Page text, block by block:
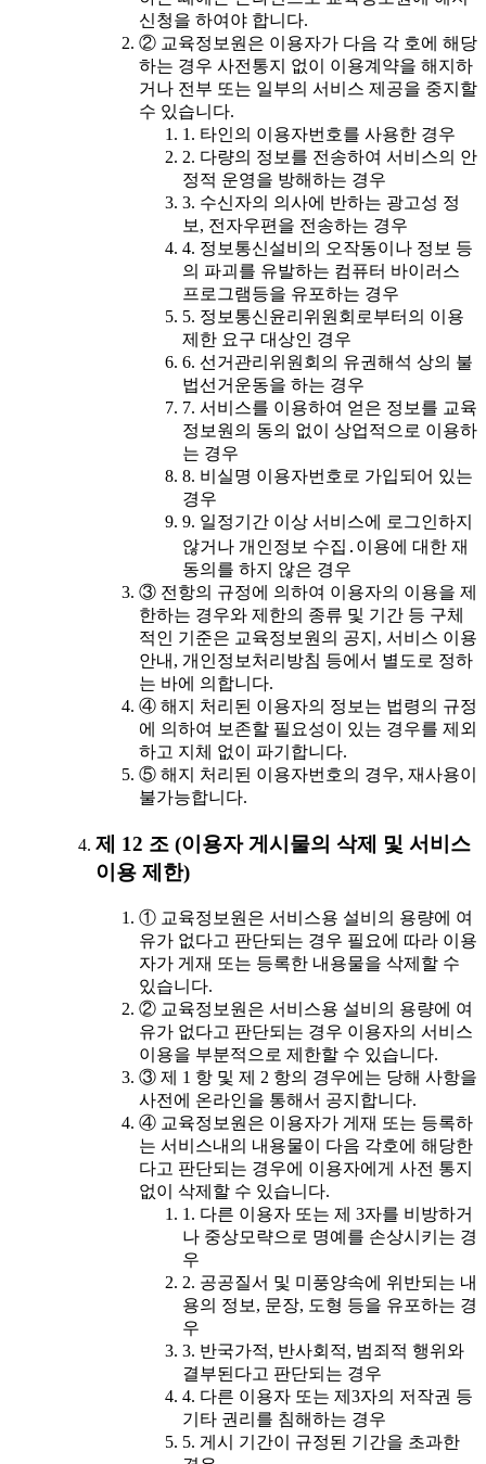
신청을 하여야 합니다.
② 교육정보원은 이용자가 다음 각 호에 해당
하는 경우 사전통지 없이 이용계약을 해지하
거나 전부 또는 일부의 서비스 제공을 중지할
수 있습니다.
1. 타인의 이용자번호를 사용한 경우
2. 다량의 정보를 전송하여 서비스의 안
정적 운영을 방해하는 경우
3. 수신자의 의사에 반하는 광고성 정
보, 전자우편을 전송하는 경우
4. 정보통신설비의 오작동이나 정보 등
의 파괴를 유발하는 컴퓨터 바이러스
프로그램등을 유포하는 경우
5. 정보통신윤리위원회로부터의 이용
제한 요구 대상인 경우
6. 선거관리위원회의 유권해석 상의 불
법선거운동을 하는 경우
7. 서비스를 이용하여 얻은 정보를 교육
정보원의 동의 없이 상업적으로 이용하
는 경우
8. 비실명 이용자번호로 가입되어 있는
경우
9. 일정기간 이상 서비스에 로그인하지
않거나 개인정보 수집․이용에 대한 재
동의를 하지 않은 경우
③ 전항의 규정에 의하여 이용자의 이용을 제
한하는 경우와 제한의 종류 및 기간 등 구체
적인 기준은 교육정보원의 공지, 서비스 이용
안내, 개인정보처리방침 등에서 별도로 정하
는 바에 의합니다.
④ 해지 처리된 이용자의 정보는 법령의 규정
에 의하여 보존할 필요성이 있는 경우를 제외
하고 지체 없이 파기합니다.
⑤ 해지 처리된 이용자번호의 경우, 재사용이
불가능합니다.
제 12 조 (이용자 게시물의 삭제 및 서비스
이용 제한)
① 교육정보원은 서비스용 설비의 용량에 여
유가 없다고 판단되는 경우 필요에 따라 이용
자가 게재 또는 등록한 내용물을 삭제할 수
있습니다.
② 교육정보원은 서비스용 설비의 용량에 여
유가 없다고 판단되는 경우 이용자의 서비스
이용을 부분적으로 제한할 수 있습니다.
③ 제 1 항 및 제 2 항의 경우에는 당해 사항을
사전에 온라인을 통해서 공지합니다.
④ 교육정보원은 이용자가 게재 또는 등록하
는 서비스내의 내용물이 다음 각호에 해당한
다고 판단되는 경우에 이용자에게 사전 통지
없이 삭제할 수 있습니다.
1. 다른 이용자 또는 제 3자를 비방하거
나 중상모략으로 명예를 손상시키는 경
우
2. 공공질서 및 미풍양속에 위반되는 내
용의 정보, 문장, 도형 등을 유포하는 경
우
3. 반국가적, 반사회적, 범죄적 행위와
결부된다고 판단되는 경우
4. 다른 이용자 또는 제3자의 저작권 등
기타 권리를 침해하는 경우
5. 게시 기간이 규정된 기간을 초과한